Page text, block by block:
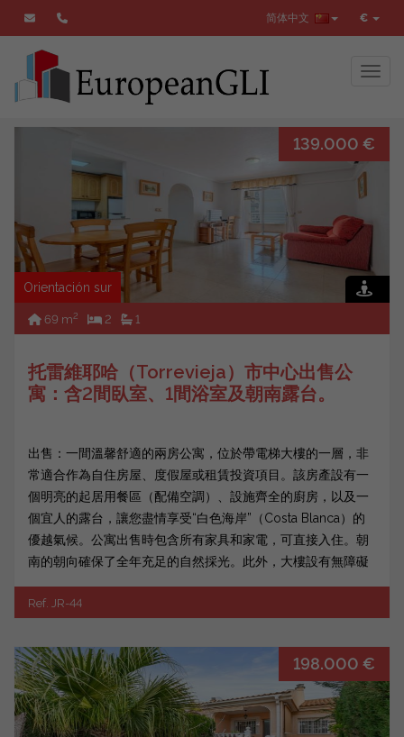
€
简体中文
139.000 €
Orientación sur
69 m2 2 1
托雷維耶哈（Torrevieja）市中心出售公
寓：含2間臥室、1間浴室及朝南露台。
出售：一間溫馨舒適的兩房公寓，位於帶電梯大樓的一層，非
常適合作為自住房屋、度假屋或租賃投資項目。該房產設有一
個明亮的起居用餐區（配備空調）、設施齊全的廚房，以及一
個宜人的露台，讓您盡情享受“白色海岸”（Costa Blanca）的
優越氣候。公寓出售時包含所有家具和家電，可直接入住。朝
南的朝向確保了全年充足的自然採光。此外，大樓設有無障礙
蔽建築，提供了更好的隱私和開闊視野。更值得一提的是，大
質。公寓距離托雷維耶哈（Torrevieja）海灘僅1公里，步行即
可輕鬆抵達超市、商店、餐廳、醫療中心、藥局及各類生活配
套設施。無論是想在海邊享受便利生活的自住買家，還是有意
投資「白色海岸」熱門區域的投資者，這都是絕佳機會。此
Ref. JR-44
198.000 €